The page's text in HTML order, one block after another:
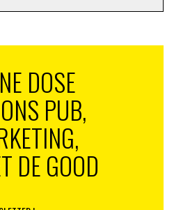
DOSE
PUB,
DE GOOD